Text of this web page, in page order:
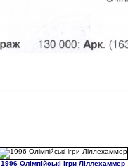
1996 Олімпійські ігри Ліллехаммер